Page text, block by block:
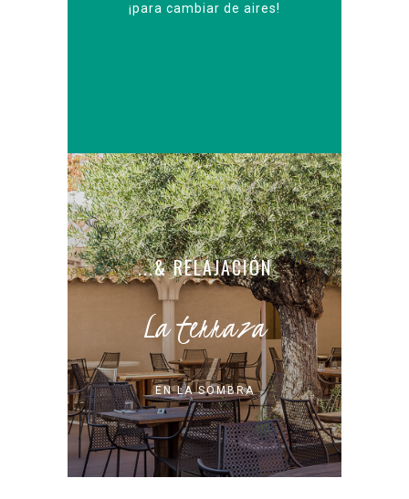
¡para cambiar de aires!
...& RELAJACIÓN
La terraza
EN LA SOMBRA